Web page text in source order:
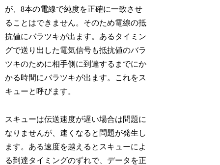
が、8本の電線で純度を正確に一致させ
ることはできません。そのため電線の抵
抗値にバラツキが出ます。あるタイミン
グで送り出した電気信号も抵抗値のバラ
ツキのために相手側に到達するまでにか
かる時間にバラツキが出ます。これをス
キューと呼びます。
スキューは伝送速度が遅い場合は問題に
なりませんが、速くなると問題が発生し
ます。ある速度を越えるとスキューによ
る到達タイミングのずれで、データを正